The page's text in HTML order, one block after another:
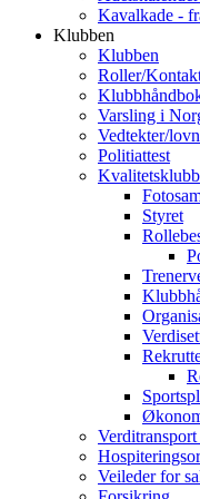
Kavalkade -
Klubben
Klubben
Roller/
Varsling i
Vedtekter/
Politiattest
Kvalitetsklubb
Styret
Veileder for